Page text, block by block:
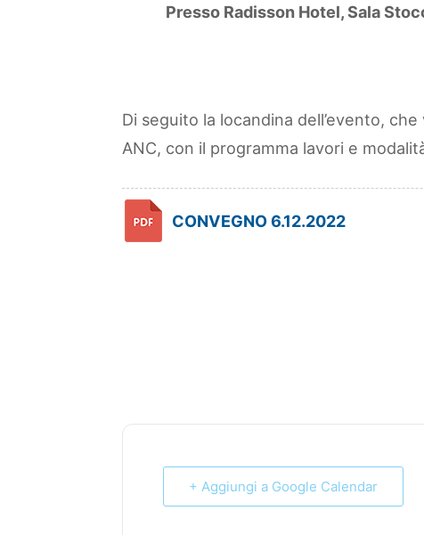
Presso Radisson Hotel, Sala
Di seguito la locandina dell’evento,
ANC, con il programma lavori e
CONVEGNO 6.12.2022
+ Aggiungi a Google Calendar